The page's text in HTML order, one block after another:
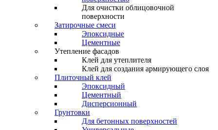
Для очистки облицовочной
поверхности
Затирочные смеси
Эпоксидные
Цементные
Утепление фасадов
Клей для утеплителя
Клей для создания армирующего слоя
Плиточный клей
Эпоксидный
Цементный
Дисперсионный
Грунтовки
Для бетонных поверхностей